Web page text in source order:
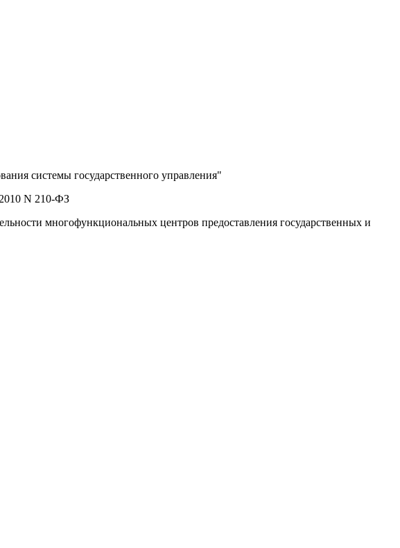
системы государственного управления"
N 210-ФЗ
многофункциональных центров предоставления государственных и